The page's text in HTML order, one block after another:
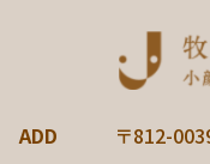
ADD
〒812-